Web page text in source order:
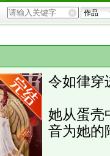
令如律穿
她从蛋壳
音为她的